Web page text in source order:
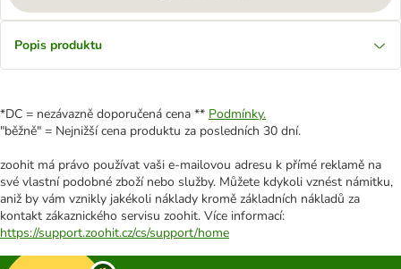
Popis produktu
*DC = nezávazně doporučená cena ** Podmínky.
"běžně" = Nejnižší cena produktu za posledních 30 dní.
zoohit má právo používat vaši e-mailovou adresu k přímé reklamě na
své vlastní podobné zboží nebo služby. Můžete kdykoli vznést námitku,
aniž by vám vznikly jakékoli náklady kromě základních nákladů za
kontakt zákaznického servisu zoohit. Více informací:
https://support.zoohit.cz/cs/support/home